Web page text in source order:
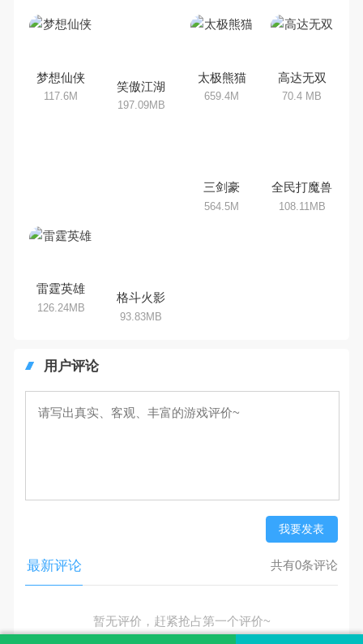
作手机游戏有哪些呢？游戏今天，
集，欢迎大家前来选择下载体验
梦想仙侠
117.6M
笑傲江湖
197.09MB
太极熊猫
659.4M
高达无双
70.4 MB
三剑豪
564.5M
全民打魔兽
108.11MB
雷霆英雄
126.24MB
格斗火影
93.83MB
用户评论
我要发表
最新评论 共有0条评论
暂无评价，赶紧抢占第一个评价~